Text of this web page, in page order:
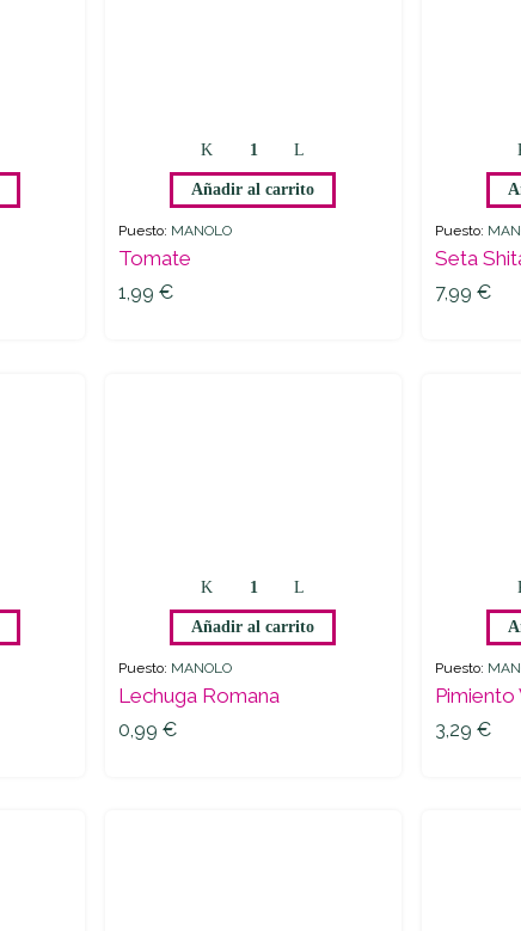
Añadir al carrito
1,99€
Puesto: MANOLO
Tomate
1,99€
7,99€
Puesto:
Seta
7,99 €
Añadir al carrito
0,99€
Puesto: MANOLO
Lechuga Romana
0,99€
3,29€
Puesto:
Pimiento
3,29 €